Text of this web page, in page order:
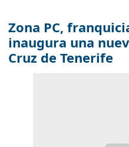
Zona PC,
inaugura una
Cruz de Tenerife